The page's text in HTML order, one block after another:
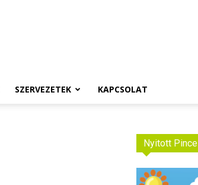
SZERVEZETEK KAPCSOLAT
Nyitott Pince